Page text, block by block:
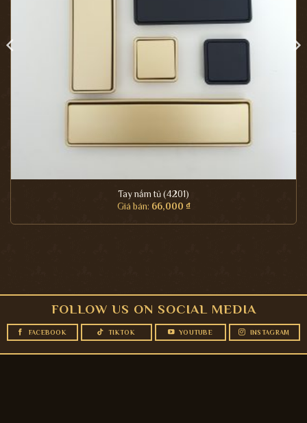
Tay nắm tủ (4201)
Giá bán: 66,000 ₫
FOLLOW US ON SOCIAL MEDIA
FACEBOOK TIKTOK YOUTUBE INSTAGRAM